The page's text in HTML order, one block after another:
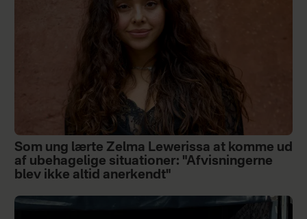
Som ung lærte Zelma Lewerissa at komme ud
af ubehagelige situationer: "Afvisningerne
blev ikke altid anerkendt"